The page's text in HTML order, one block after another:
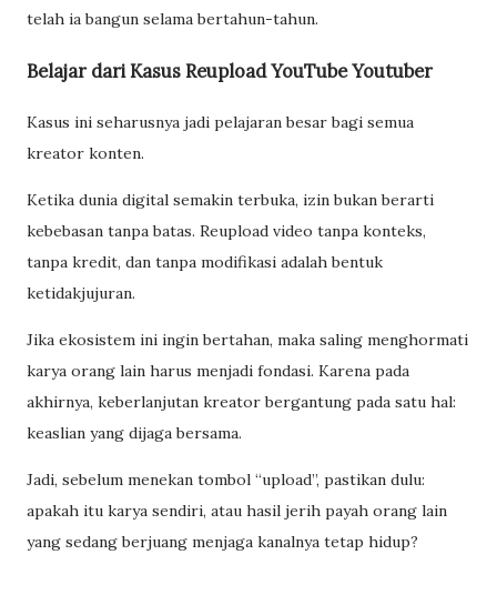
telah ia bangun selama bertahun-tahun.
Belajar dari Kasus Reupload YouTube Youtuber
Kasus ini seharusnya jadi pelajaran besar bagi semua
kreator konten.
Ketika dunia digital semakin terbuka, izin bukan berarti
kebebasan tanpa batas. Reupload video tanpa konteks,
tanpa kredit, dan tanpa modifikasi adalah bentuk
ketidakjujuran.
Jika ekosistem ini ingin bertahan, maka saling menghormati
karya orang lain harus menjadi fondasi. Karena pada
akhirnya, keberlanjutan kreator bergantung pada satu hal:
keaslian yang dijaga bersama.
Jadi, sebelum menekan tombol “upload”, pastikan dulu:
apakah itu karya sendiri, atau hasil jerih payah orang lain
yang sedang berjuang menjaga kanalnya tetap hidup?